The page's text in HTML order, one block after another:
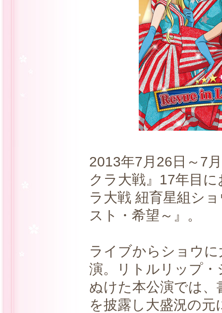
2013年7月26日～7
クラ大戦』17年目
ラ大戦 紐育星組シ
スト・希望～』。
ライブからショウ
演。リトルリップ
ぬけた本公演では
を披露し大盛況の